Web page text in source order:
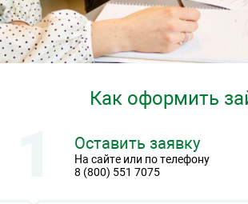
Как оформить
На сайте или по телефону
8 (800) 551 7075
Оставить заявку